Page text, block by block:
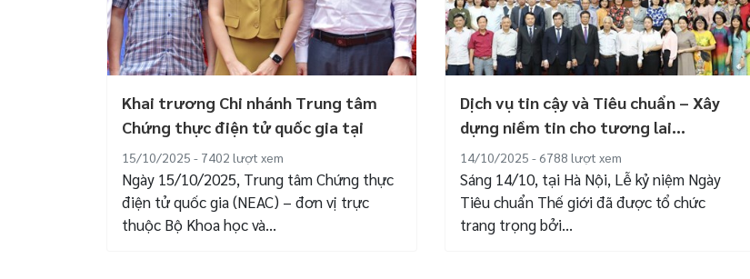
Khai trương Chi nhánh Trung tâm
Chứng thực điện tử quốc gia tại
Thành phố...
15/10/2025 - 7402 lượt xem
Ngày 15/10/2025, Trung tâm Chứng thực
điện tử quốc gia (NEAC) – đơn vị trực
thuộc Bộ Khoa học và...
Dịch vụ tin cậy và Tiêu chuẩn – Xây
dựng niềm tin cho tương lai...
14/10/2025 - 6788 lượt xem
Sáng 14/10, tại Hà Nội, Lễ kỷ niệm Ngày
Tiêu chuẩn Thế giới đã được tổ chức
trang trọng bởi...